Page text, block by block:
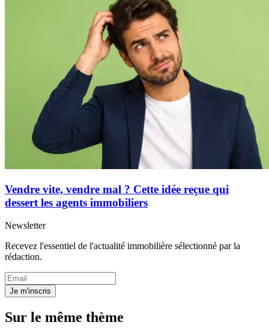
Vendre vite, vendre mal ? Cette idée reçue qui
dessert les agents immobiliers
Newsletter
Recevez l'essentiel de l'actualité immobilière sélectionné par la
rédaction.
Je m'inscris
Sur le même thème